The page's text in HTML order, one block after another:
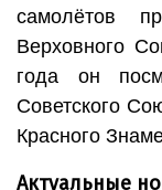
самолётов
Верховного
года он
Советского
Красного
Актуальные